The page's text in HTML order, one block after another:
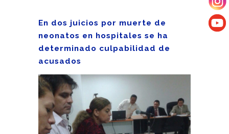
En dos juicios por muerte de
neonatos en hospitales se ha
determinado culpabilidad de
acusados